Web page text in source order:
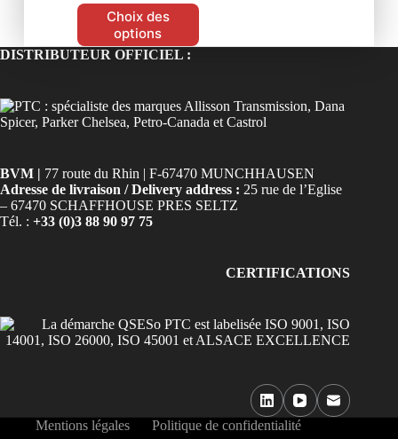
Choix des
options
DISTRIBUTEUR OFFICIEL :
BVM | 77 route du Rhin | F-67470 MUNCHHAUSEN
Adresse de livraison / Delivery address : 25 rue de l’Eglise
– 67470 SCHAFFHOUSE PRES SELTZ
Tél. : +33 (0)3 88 90 97 75
CERTIFICATIONS
Mentions légales Politique de confidentialité